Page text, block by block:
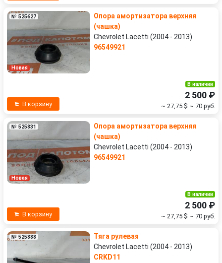
Новая
№ 525627
Опора амортизатора верхняя
(чашка)
Chevrolet Lacetti (2004 - 2013)
96549921
В корзину
В наличии
2 500 ₽
~ 27,75 $ ~ 70 руб.
Новая
№ 525831
Опора амортизатора верхняя
(чашка)
Chevrolet Lacetti (2004 - 2013)
96549921
В корзину
В наличии
2 500 ₽
~ 27,75 $ ~ 70 руб.
№ 525888
Тяга рулевая
Chevrolet Lacetti (2004 - 2013)
CRKD11